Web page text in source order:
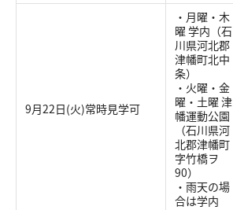
9月22日(火)常時見学可
・月曜・木
曜 学内（石
川県河北郡
津幡町北中
条）
・火曜・金
曜・土曜 津
幡運動公園
（石川県河
北郡津幡町
字竹橋ヲ
90）
・雨天の場
合は学内